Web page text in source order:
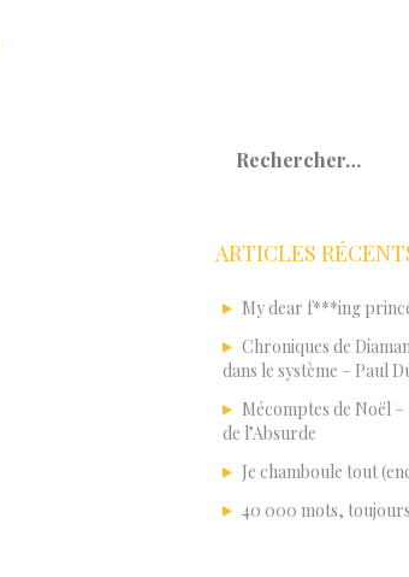
ARTICLES
My dear f***ing
Chroniques de
dans le système – Paul
Mécomptes de Noël
de l’Absurde
Je chamboule tout
40 000 mots,